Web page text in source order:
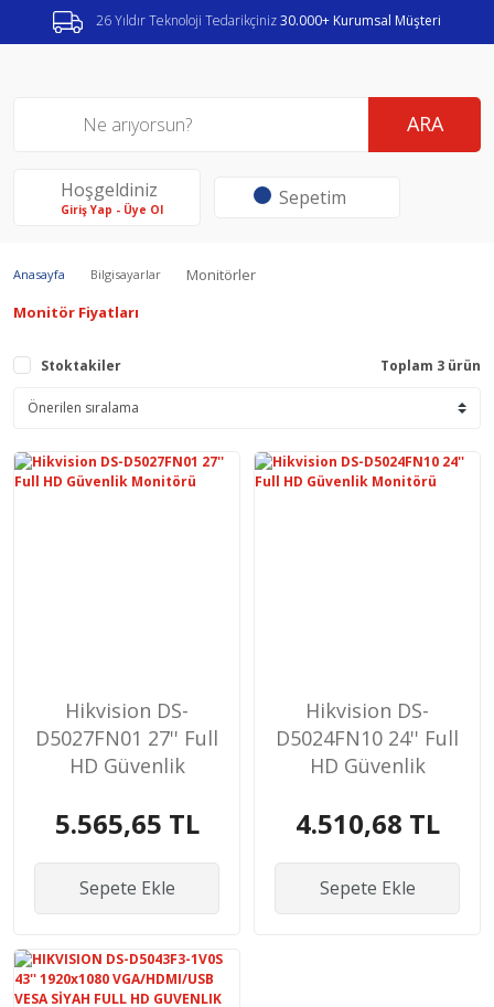
26 Yıldır Teknoloji Tedarikçiniz30.000+ Kurumsal Müşteri
ARA
Hoşgeldiniz
Giriş Yap - Üye Ol Sepetim
Anasayfa Bilgisayarlar
Monitörler
Monitör Fiyatları
Stoktakiler Toplam 3 ürün
Hikvision DS-
D5027FN01 27'' Full
HD Güvenlik
5.565,65 TL
Sepete Ekle
Hikvision DS-
D5024FN10 24'' Full
HD Güvenlik
4.510,68 TL
Sepete Ekle